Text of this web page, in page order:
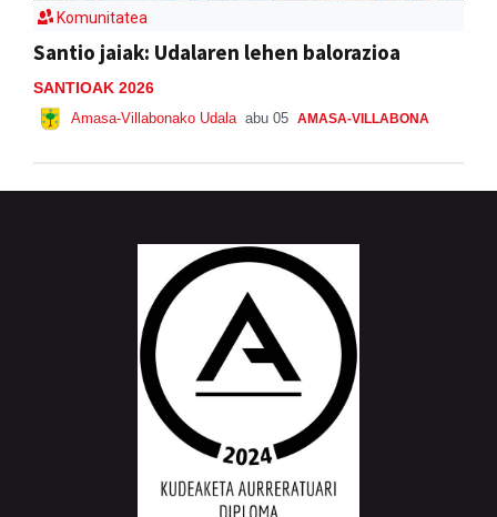
Komunitatea
Santio jaiak: Udalaren lehen balorazioa
SANTIOAK 2026
Amasa-Villabonako Udala abu 05 AMASA-VILLABONA